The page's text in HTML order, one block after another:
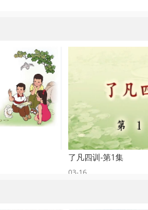
了凡四训-第1集
03-16